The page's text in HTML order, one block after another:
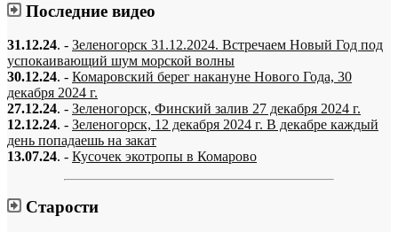
Последние видео
31.12.24. - Зеленогорск 31.12.2024. Встречаем Новый Год под
успокаивающий шум морской волны
30.12.24. - Комаровский берег накануне Нового Года, 30
декабря 2024 г.
27.12.24. - Зеленогорск, Финский залив 27 декабря 2024 г.
12.12.24. - Зеленогорск, 12 декабря 2024 г. В декабре каждый
день попадаешь на закат
13.07.24. - Кусочек экотропы в Комарово
Старости